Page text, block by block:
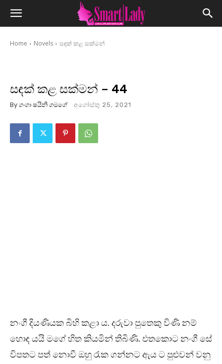
Home Novels සඳක් කළ සක්මන්
සඳක් කළ සක්මන් – 44
By ගංගා ෂයිනි ගමගේ අගෝස්තු 25, 2021
නංගී දියණියක බිහි කළා ය. දරුවා පුතෙකු විණි නම්
හොඳ යයි මගේ හිත කියමින් තිබිණි. එතකොට නංගී සේ
විපතට පත් නොවී ඔහු රැක ගන්නට ඇය ට පුළුවන් වනු